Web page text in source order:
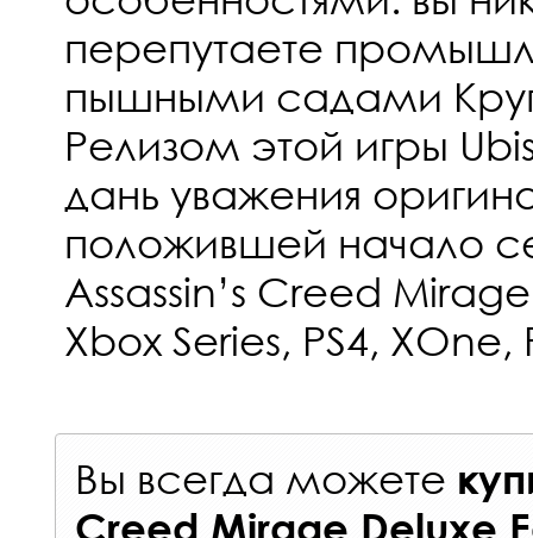
перепутаете
пышными садами
Релизом этой игры
дань уважения
положившей начало
Assassin’s Creed
Xbox Series, PS4, XOne,
Вы всегда можете
Creed Mirage Deluxe